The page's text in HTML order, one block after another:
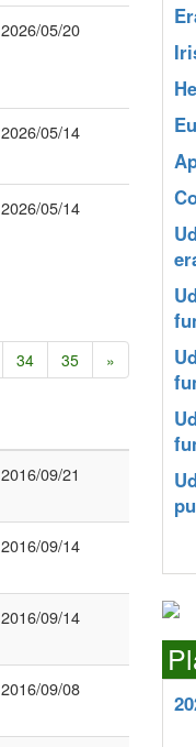
2026/05/20
2026/05/14
2026/05/14
34 35 »
2016/09/21
2016/09/14
2016/09/14
2016/09/08